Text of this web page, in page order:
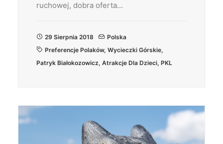
ruchowej, dobra oferta…
29 Sierpnia 2018
Polska
Preferencje Polaków, Wycieczki Górskie,
Patryk Białokozowicz, Atrakcje Dla Dzieci, PKL